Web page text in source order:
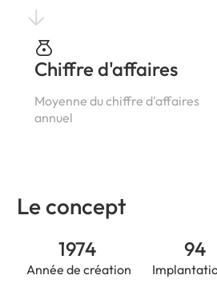
Chiffre d'affaires
Moyenne du chiffre d'affaires
annuel
Le concept
Année de création
1974 94